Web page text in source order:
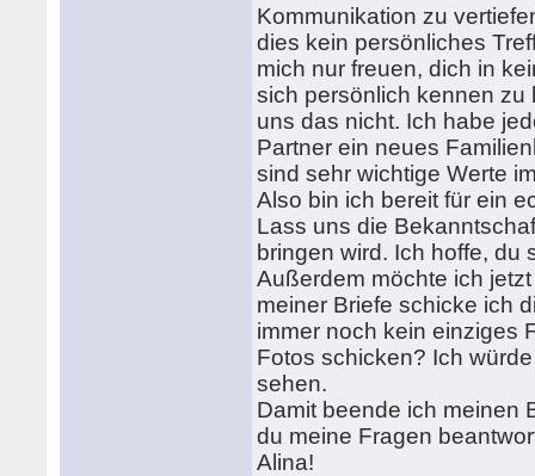
Kommunikation zu
dies kein persönliches
mich nur freuen, dich in
sich persönlich kennen zu
uns das nicht. Ich habe
Partner ein neues
sind sehr wichtige Werte
Also bin ich bereit für ein
Lass uns die
bringen wird. Ich hoffe, du
Außerdem möchte ich
meiner Briefe schicke ich
immer noch kein einziges
Fotos schicken? Ich
sehen.
Damit beende ich meinen
du meine Fragen
Alina!